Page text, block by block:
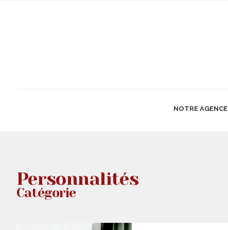
NOTRE AGENCE
Personnalités
Catégorie